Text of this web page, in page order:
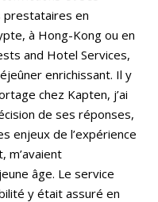
prestataires en
à Hong-Kong ou en
and Hotel Services,
enrichissant. Il y
chez Kapten, j’ai
de ses réponses,
enjeux de l’expérience
m’avaient
âge. Le service
y était assuré en